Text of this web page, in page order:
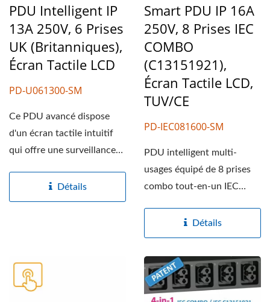
PDU Intelligent IP
13A 250V, 6 Prises
UK (britanniques),
Écran Tactile LCD
PD-U061300-SM
Ce PDU avancé dispose
d'un écran tactile intuitif
qui offre une surveillance
Détails
Smart PDU IP 16A
250V, 8 Prises IEC
COMBO
(C13151921),
Écran Tactile LCD,
TUV/CE
PD-IEC081600-SM
PDU intelligent multi-
usages équipé de 8 prises
combo tout-en-un IEC
Détails